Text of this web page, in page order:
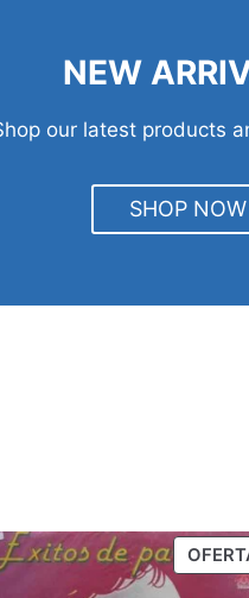
NEW
our latest products
SHOP NOW